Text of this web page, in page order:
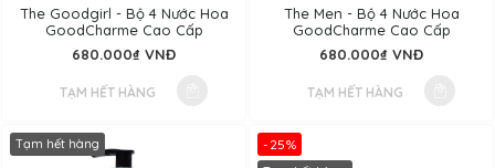
The Goodgirl - Bộ 4 Nước Hoa
GoodCharme Cao Cấp
680.000₫ VNĐ
TẠM HẾT HÀNG
The Men - Bộ 4 Nước Hoa
GoodCharme Cao Cấp
680.000₫ VNĐ
TẠM HẾT HÀNG
Tạm hết hàng -25%